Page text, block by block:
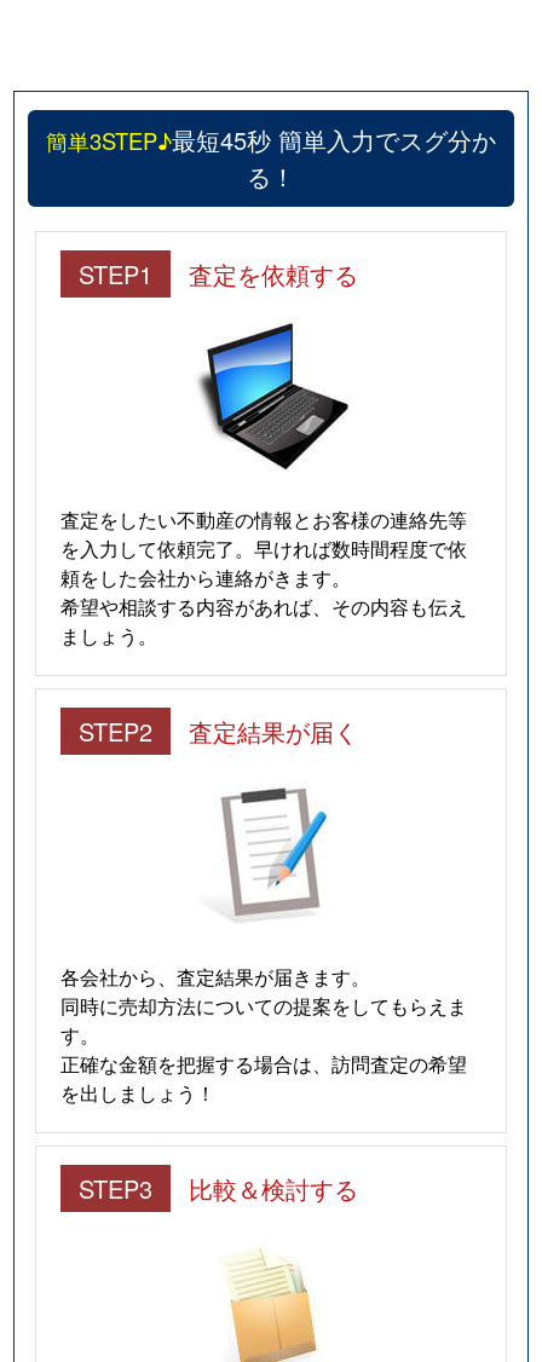
簡単3STEP♪最短45秒 簡単入力でスグ分か
る！
STEP1 査定を依頼する
査定をしたい不動産の情報とお客様の連絡先等
を入力して依頼完了。早ければ数時間程度で依
頼をした会社から連絡がきます。
希望や相談する内容があれば、その内容も伝え
ましょう。
STEP2 査定結果が届く
各会社から、査定結果が届きます。
同時に売却方法についての提案をしてもらえま
す。
正確な金額を把握する場合は、訪問査定の希望
を出しましょう！
STEP3 比較＆検討する